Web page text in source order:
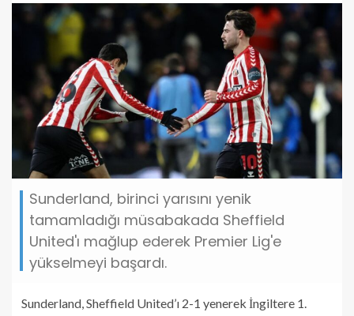
Sunderland, birinci yarısını yenik
tamamladığı müsabakada Sheffield
United'ı mağlup ederek Premier Lig'e
yükselmeyi başardı.
Sunderland, Sheffield United’ı 2-1 yenerek İngiltere 1.